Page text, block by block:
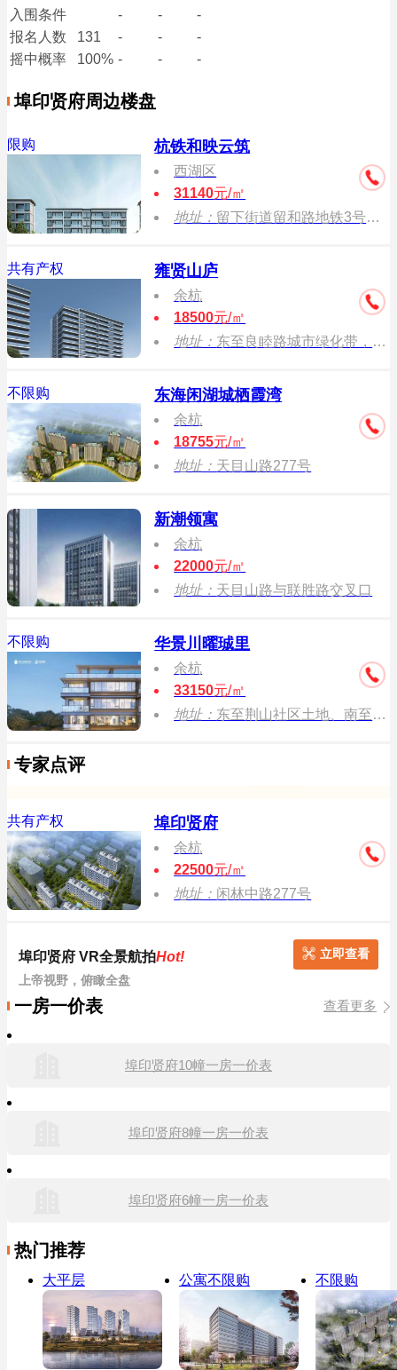
入围条件
- -
-
报名 人数 131 - -
-
摇中概率
100% - - -
埠印贤府周边楼盘
限购 杭铁和映云筑
西湖区
31140元/㎡
地址： 留下街道留和路地铁3号线小和山站
共有产权 雍贤山庐
余杭
18500元/㎡
地址： 东至良睦路城市绿化带，至八号路，北至联荣安置房，南至规划道路
不限购 东海闲湖城栖霞湾
余杭
18755元/㎡
地址： 天目山路277号
新潮领寓
余杭
22000元/㎡
地址： 天目山路与联胜路交叉口
不限购 华景川曜珹里
余杭
33150元/㎡
地址： 东至荆山社区土地、南至省立同德医院、西至同德路、北至荆山湾路
专家点评
共有产权 埠印贤府
余杭
22500元/㎡
地址： 闲林中路277号
埠印贤府 VR全景航拍Hot!
上帝视野，俯瞰全盘
立即查看
一房一价表 查看更多
埠印贤府10幢一房一价表
埠印贤府8幢一房一价表
埠印贤府6幢一房一价表
热门推荐
大平层 公寓不限购 不限购